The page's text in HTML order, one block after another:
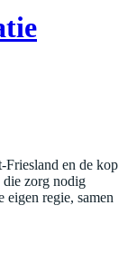
Friesland en de kop
die zorg nodig
eigen regie, samen